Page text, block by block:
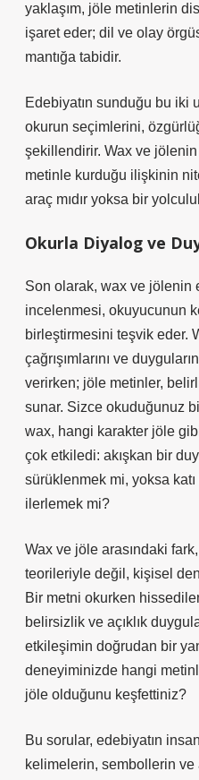
yaklaşım, jöle metinlerin
işaret eder; dil ve olay
mantığa tabidir.
Edebiyatın sunduğu bu iki
okurun seçimlerini,
şekillendirir. Wax ve jölenin
metinle kurduğu ilişkinin
araç mıdır yoksa bir
Okurla Diyalog ve
Son olarak, wax ve jölenin
incelenmesi, okuyucunun
birleştirmesini teşvik eder.
çağrışımlarını ve
verirken; jöle metinler,
sunar. Sizce okuduğunuz
wax, hangi karakter jöle
çok etkiledi: akışkan bir
sürüklenmek mi, yoksa
ilerlemek mi?
Wax ve jöle arasındaki
teorileriyle değil, kişisel
Bir metni okurken
belirsizlik ve açıklık
etkileşimin doğrudan bir
deneyiminizde hangi
jöle olduğunu keşfettiniz?
Bu sorular, edebiyatın
kelimelerin, sembollerin ve